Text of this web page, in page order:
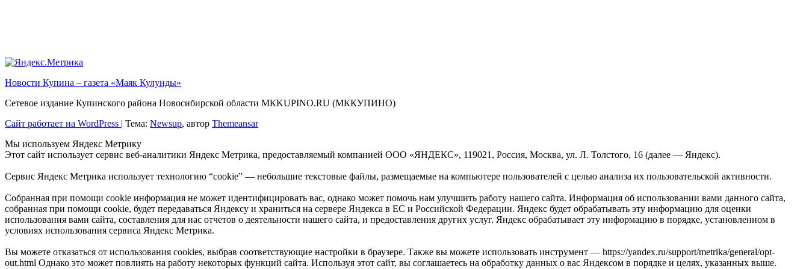
Новости Купина – газета «Маяк Кулунды»
Сетевое издание Купинского района Новосибирской области МКKUPINO.RU (МККУПИНО)
Сайт работает на WordPress | Тема: Newsup, автор Themeansar
Мы используем Яндекс Метрику
Этот сайт использует сервис веб-аналитики Яндекс Метрика, предоставляемый компанией ООО «ЯНДЕКС», 119021, Россия, Москва, ул. Л. Толстого, 16 (далее — Яндекс).
Сервис Яндекс Метрика использует технологию “cookie” — небольшие текстовые файлы, размещаемые на компьютере пользователей с целью анализа их пользовательской активности.
Собранная при помощи cookie информация не может идентифицировать вас, однако может помочь нам улучшить работу нашего сайта. Информация об использовании вами данного сайта,
собранная при помощи cookie, будет передаваться Яндексу и храниться на сервере Яндекса в ЕС и Российской Федерации. Яндекс будет обрабатывать эту информацию для оценки
использования вами сайта, составления для нас отчетов о деятельности нашего сайта, и предоставления других услуг. Яндекс обрабатывает эту информацию в порядке, установленном в
условиях использования сервиса Яндекс Метрика.
Вы можете отказаться от использования cookies, выбрав соответствующие настройки в браузере. Также вы можете использовать инструмент — https://yandex.ru/support/metrika/general/opt-
out.html Однако это может повлиять на работу некоторых функций сайта. Используя этот сайт, вы соглашаетесь на обработку данных о вас Яндексом в порядке и целях, указанных выше.